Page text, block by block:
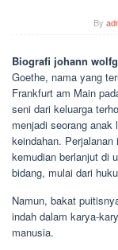
By
Biografi johann
Goethe, nama yang
Frankfurt am Main
seni dari keluarga
menjadi seorang
keindahan.
kemudian berlanjut di
bidang, mulai dari
Namun, bakat
indah dalam karya-
manusia.